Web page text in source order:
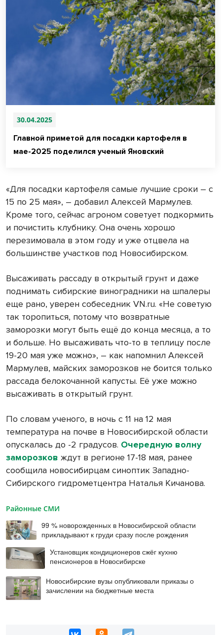
30.04.2025
Главной приметой для посадки картофеля в
мае-2025 поделился ученый Яновский
«Для посадки картофеля самые лучшие сроки – с
15 по 25 мая», – добавил Алексей Мармулев.
Кроме того, сейчас агроном советует подкормить
и почистить клубнику. Она очень хорошо
перезимовала в этом году и уже отцвела на
большинстве участков под Новосибирском.
Высаживать рассаду в открытый грунт и даже
поднимать сибирские виноградники на шпалеры
еще рано, уверен собеседник VN.ru. «Не советую
так торопиться, потому что возвратные
заморозки могут быть ещё до конца месяца, а то
и больше. Но высаживать что-то в теплицу после
19-20 мая уже можно», – как напомнил Алексей
Мармулев, майских заморозков не боится только
рассада белокочанной капусты. Её уже можно
высаживать в открытый грунт.
По словам ученого, в ночь с 11 на 12 мая
температура на почве в Новосибирской области
опускалась до -2 градусов. Очередную волну
заморозков ждут в регионе 17-18 мая, ранее
сообщила новосибирцам синоптик Западно-
Сибирского гидрометцентра Наталья Кичанова.
Районные СМИ
99 % новорожденных в Новосибирской области
прикладывают к груди сразу после рождения
Установщик кондиционеров сжёг кухню
пенсионеров в Новосибирске
Новосибирские вузы опубликовали приказы о
зачислении на бюджетные места